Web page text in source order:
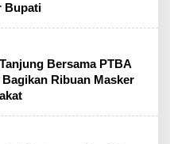
Bupati
Bersama PTBA
Ribuan Masker